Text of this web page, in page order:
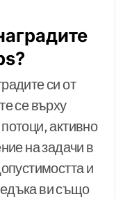
си от
се върху
активно
на задачи в
и
ви също